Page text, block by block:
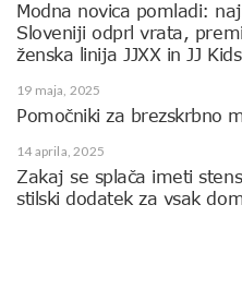
Modna novica pomladi:
Sloveniji odprl vrata,
ženska linija JJXX in JJ Kids
19 maja, 2025
Pomočniki za brezskrbno
14 aprila, 2025
Zakaj se splača imeti
stilski dodatek za vsak